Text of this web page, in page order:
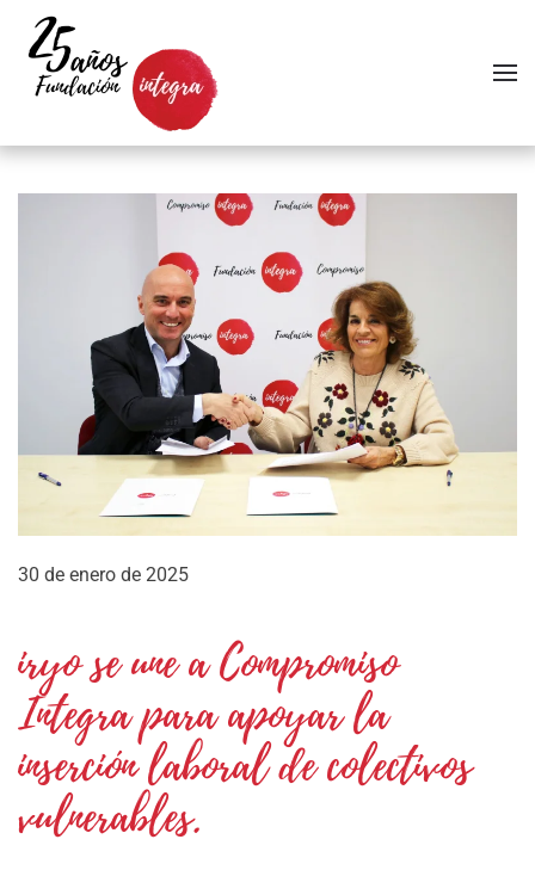
Skip to main content
30 de enero de 2025
iryo se une a Compromiso
Integra para apoyar la
inserción laboral de colectivos
vulnerables.